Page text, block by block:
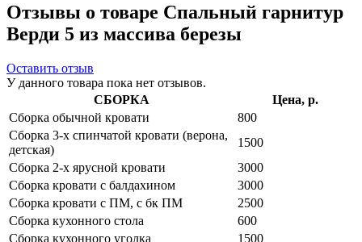
Отзывы о товаре Спальный гарнитур
Верди 5 из массива березы
Оставить отзыв
У данного товара пока нет отзывов.
СБОРКА
Цена, р.
Сборка обычной кровати
800
Сборка 3-х спинчатой кровати (верона,
детская)
1500
Сборка 2-х ярусной кровати
3000
Сборка кровати с балдахином
3000
Сборка кровати с ПМ, с бк ПМ
2500
Сборка кухонного стола
600
Сборка кухонного уголка
1500